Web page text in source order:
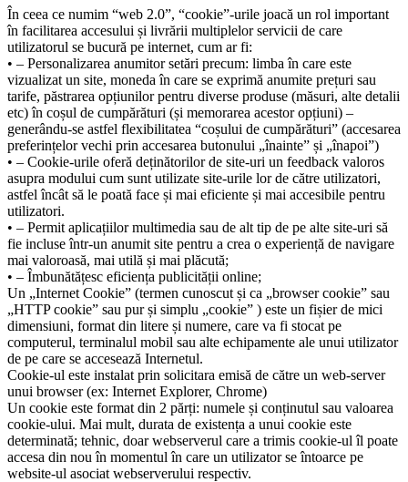
În ceea ce numim “web 2.0”, “cookie”-urile joacă un rol important
în facilitarea accesului și livrării multiplelor servicii de care
utilizatorul se bucură pe internet, cum ar fi:
• – Personalizarea anumitor setări precum: limba în care este
vizualizat un site, moneda în care se exprimă anumite prețuri sau
tarife, păstrarea opțiunilor pentru diverse produse (măsuri, alte detalii
etc) în coșul de cumpărături (și memorarea acestor opțiuni) –
generându-se astfel flexibilitatea “coșului de cumpărături” (accesarea
preferințelor vechi prin accesarea butonului „înainte” și „înapoi”)
• – Cookie-urile oferă deținătorilor de site-uri un feedback valoros
asupra modului cum sunt utilizate site-urile lor de către utilizatori,
astfel încât să le poată face și mai eficiente și mai accesibile pentru
utilizatori.
• – Permit aplicațiilor multimedia sau de alt tip de pe alte site-uri să
fie incluse într-un anumit site pentru a crea o experiență de navigare
mai valoroasă, mai utilă și mai plăcută;
• – Îmbunătățesc eficiența publicității online;
Un „Internet Cookie” (termen cunoscut și ca „browser cookie” sau
„HTTP cookie” sau pur și simplu „cookie” ) este un fișier de mici
dimensiuni, format din litere și numere, care va fi stocat pe
computerul, terminalul mobil sau alte echipamente ale unui utilizator
de pe care se accesează Internetul.
Cookie-ul este instalat prin solicitara emisă de către un web-server
unui browser (ex: Internet Explorer, Chrome)
Un cookie este format din 2 părți: numele și conținutul sau valoarea
cookie-ului. Mai mult, durata de existența a unui cookie este
determinată; tehnic, doar webserverul care a trimis cookie-ul îl poate
accesa din nou în momentul în care un utilizator se întoarce pe
website-ul asociat webserverului respectiv.